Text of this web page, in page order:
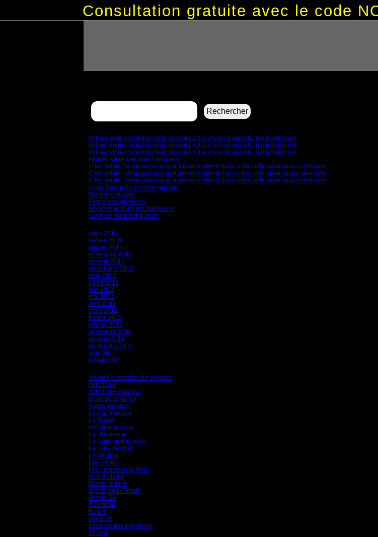
Consultation gratuite avec le code
Rechercher :
Activez votre inscription pour recevoir votre voyance gratuite immédiatement
Activez votre inscription pour recevoir votre voyance gratuite immédiatement
Activez votre inscription pour recevoir votre voyance gratuite immédiatement
Ajoutez votre site dans l’annuaire
C’est validé ! Votre voyance gratuite vous attend dans votre boîte de réception d’emails
C’est validé ! Votre voyance gratuite vous attend dans votre boîte de réception d’emails
C’est validé ! Votre voyance gratuite vous attend dans votre boîte de réception d’emails
Consultation de voyance gratuite
Mentions légales
Posez vos questions
Voyance gratuite par téléphone
Voyance vraiment gratuite
mars 2013
février 2013
janvier 2013
novembre 2012
octobre 2012
septembre 2012
août 2012
juillet 2012
juin 2012
mai 2012
avril 2012
mars 2012
février 2012
janvier 2012
décembre 2011
octobre 2011
septembre 2011
août 2011
juillet 2011
Annuaire des sites de voyance
Astrologie
Astrologie chinoise
Dons de voyance
Guide voyance
La Cartomancie
La Magie
Le Chamanisme
Le Druidisme
Le Tarot de Marseille
Le Tarot de Wirth
Le Vaudou
Les Esprits(31)
Les Lignes de la Main
Numérologie
Oracle Belline
Oracle de la Triade
Oracle Gé
Questions(313)
Runes(31)
Voyance
Voyance par telephone
Yi Jing